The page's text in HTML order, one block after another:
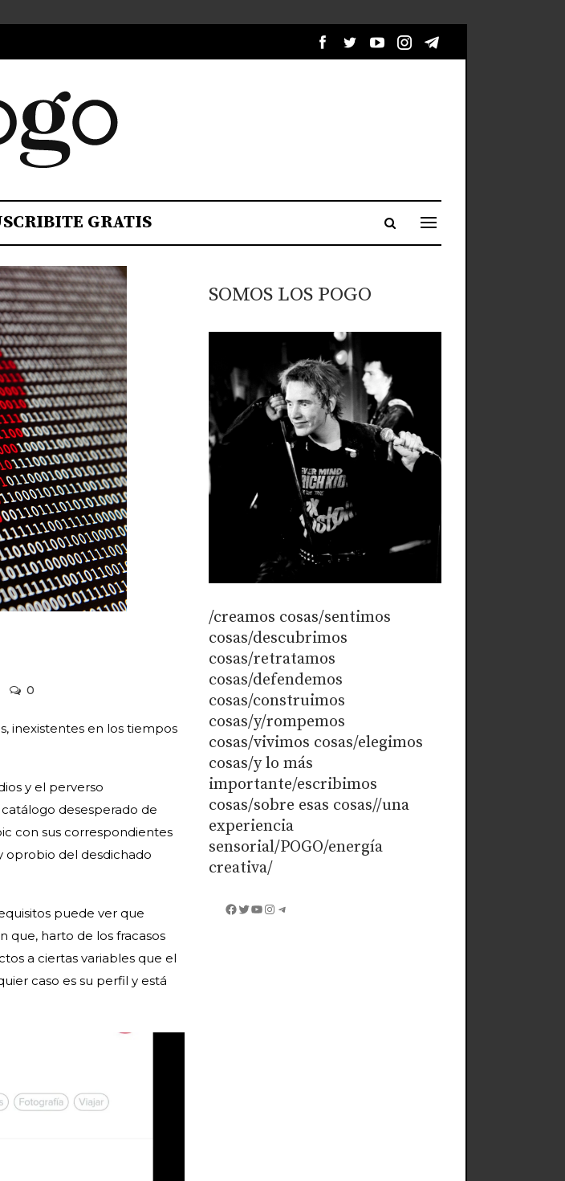
GRATIS
0
inexistentes en los tiempos
y el perverso
desesperado de
con sus correspondientes
oprobio del desdichado
puede ver que
que, harto de los fracasos
a ciertas variables que el
caso es su perfil y está
SOMOS LOS POGO
/creamos cosas/sentimos
cosas/descubrimos
cosas/retratamos
cosas/defendemos
cosas/construimos
cosas/y/rompemos
cosas/vivimos cosas/elegimos
cosas/y lo más
importante/escribimos
cosas/sobre esas cosas//una
experiencia
sensorial/POGO/energía
creativa/
Facebook
Twitter
YouTube
Instagram
Telegram